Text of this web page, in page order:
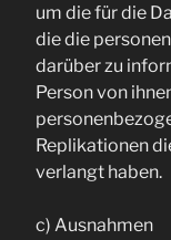
um die für die
die die
darüber zu
Person von
Replikationen
verlangt haben.
c) Ausnahmen